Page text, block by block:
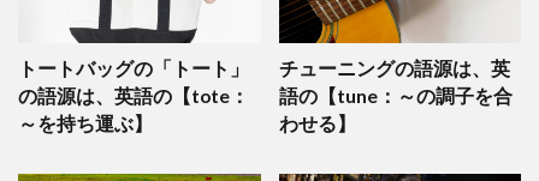
トートバッグの「トート」
の語源は、英語の【tote：
～を持ち運ぶ】
チューニングの語源は、英
語の【tune：～の調子を合
わせる】